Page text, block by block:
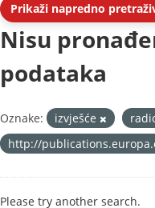
Prikaži napredno
Nisu
podataka
Oznake: izvješće
http://
Please try another search.